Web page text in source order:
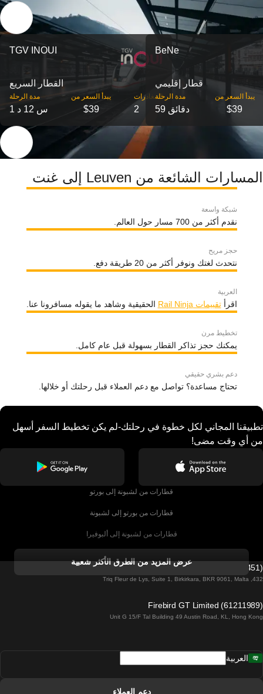
TGV INOUI
القطار السريع
مدة الرحلة
1 س 12 د
‎يبدأ السعر من
$39
‎المغادرات
2
BeNe
قطار إقليمي
مدة الرحلة
59 دقائق
‎يبدأ السعر من
$39
المسارات الشائعة من Leuven إلى غنت
شبكة واسعة
نقدم أكثر من 700 مسار حول العالم.
حجز مريح
نتحدث لغتك ونوفر أكثر من 20 طريقة دفع.
العربية
اقرأتقييمات Rail Ninja الحقيقية وشاهد ما يقوله مسافرونا عنا.
تخطيط مرن
يمكنك حجز تذاكر القطار بسهولة قبل عام كامل.
دعم بشري حقيقي
تحتاج مساعدة؟ تواصل مع دعم العملاء قبل رحلتك أو خلالها.
تطبيقنا المجاني لكل خطوة في رحلتك-لم يكن تخطيط السفر أسهل
من أي وقت مضى!
قطارات من لشبونة إلى بورتو
قطارات من بورتو إلى لشبونة
قطارات من لشبونة إلى ألبوفيرا
قطارات من ألبوفيرا إلى لشبونة
قطارات من لشبونة إلى لاغوس
قطارات من لشبونة إلى مدريد
عرض المزيد من الطرق الأكثر شعبية
Firebird GT Limited (OC 1451)
432, Triq Fleur de Lys, Suite 1, Birkirkara, BKR 9061, Malta
Firebird GT Limited (61211989)
Unit G 15/F Tal Building 49 Austin Road, KL, Hong Kong
العربية
دعم العملاء